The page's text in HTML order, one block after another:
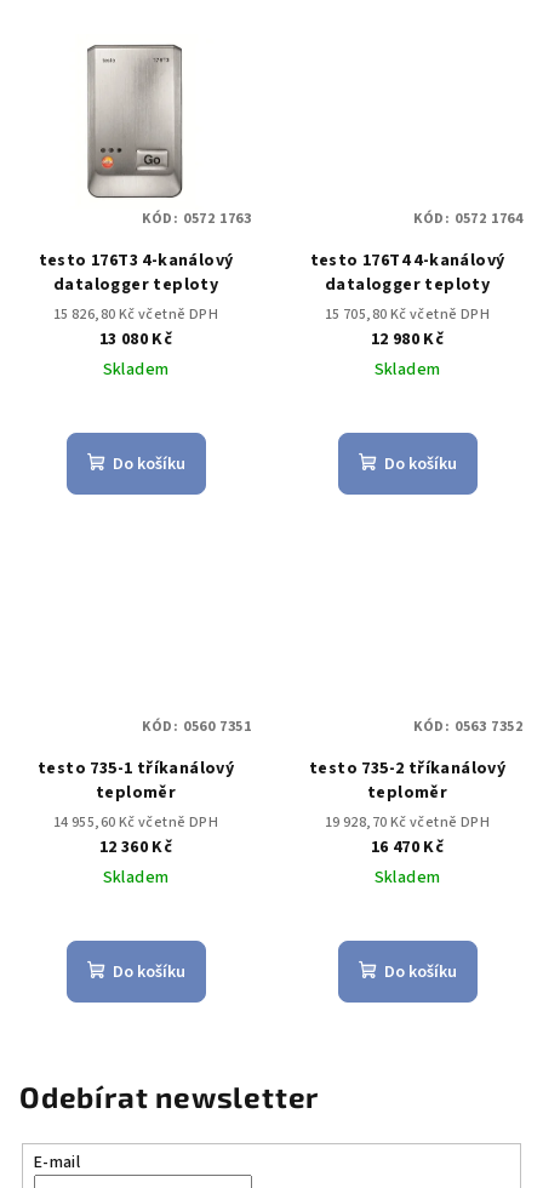
testo 176T3 4-kanálový
datalogger teploty
15 826,80 Kč včetně DPH
13 080 Kč
Skladem
Do košíku
KÓD: 0572 1763
testo 176T4 4-kanálový
datalogger teploty
15 705,80 Kč včetně DPH
12 980 Kč
Skladem
Do košíku
KÓD: 0572 1764
testo 735-1 tříkanálový
teploměr
14 955,60 Kč včetně DPH
12 360 Kč
Skladem
Do košíku
KÓD: 0560 7351
testo 735-2 tříkanálový
teploměr
19 928,70 Kč včetně DPH
16 470 Kč
Skladem
Do košíku
KÓD: 0563 7352
Odebírat newsletter
E-mail